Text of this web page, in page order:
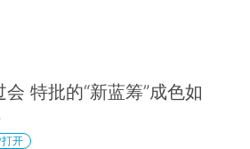
特批的“新蓝筹”成色如
开